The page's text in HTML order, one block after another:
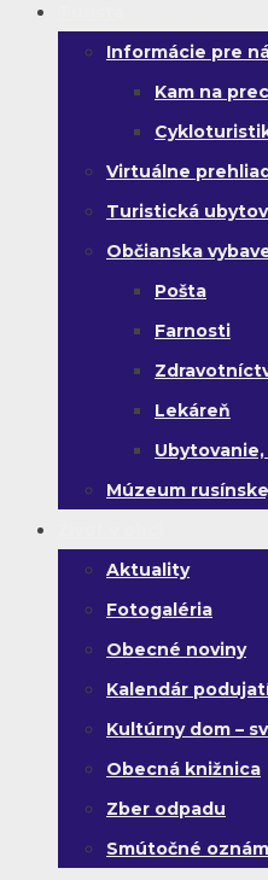
Informácie pre
Kam na
Virtuálne
Turistická
Občianska
Pošta
Farnosti
Lekáreň
Múzeum
Aktuality
Fotogaléria
Obecné noviny
Kalendár
Kultúrny dom –
Obecná knižnica
Zber odpadu
Smútočné